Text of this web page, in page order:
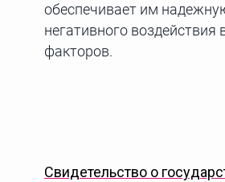
обеспечивает им
негативного воздействия
факторов.
Свидетельство о